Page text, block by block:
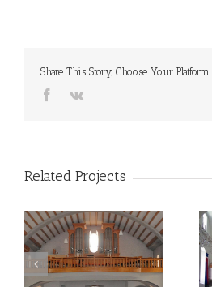
Share This Story, Choose Your Platform!
Related Projects